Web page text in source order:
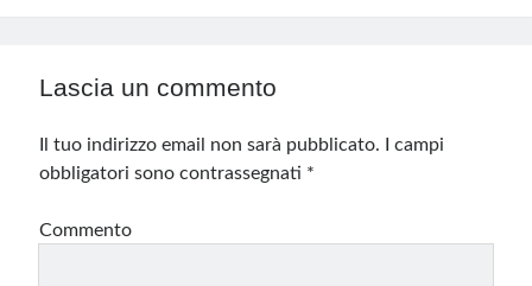
Lascia un commento
Il tuo indirizzo email non sarà pubblicato.
I campi
obbligatori sono contrassegnati *
Commento